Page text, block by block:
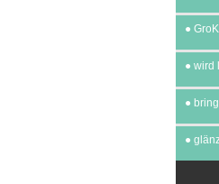
●
● wird
●
●